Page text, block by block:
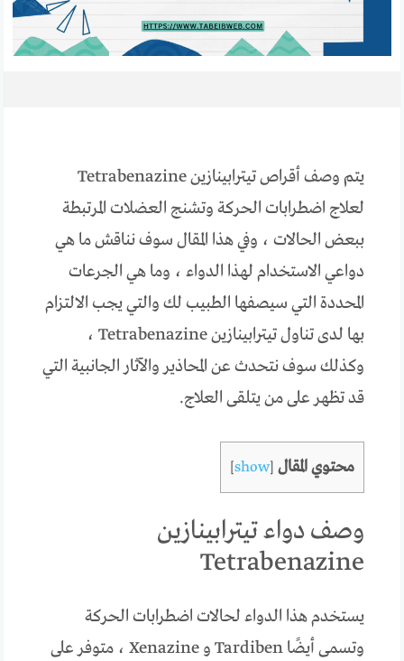
يتم وصف أقراص تيترابينازين Tetrabenazine
لعلاج اضطرابات الحركة وتشنج العضلات المرتبطة
ببعض الحالات ، وفي هذا المقال سوف نناقش ما هي
دواعي الاستخدام لهذا الدواء ، وما هي الجرعات
المحددة التي سيصفها الطبيب لك والتي يجب الالتزام
بها لدى تناول تيترابينازين Tetrabenazine ،
وكذلك سوف نتحدث عن المحاذير والآثار الجانبية التي
قد تظهر على من يتلقى العلاج.
محتوي المقال [
show
]
وصف دواء تيترابينازين
Tetrabenazine
يستخدم هذا الدواء لحالات اضطرابات الحركة
وتسمى أيضًا Tardiben و Xenazine ، متوفر على